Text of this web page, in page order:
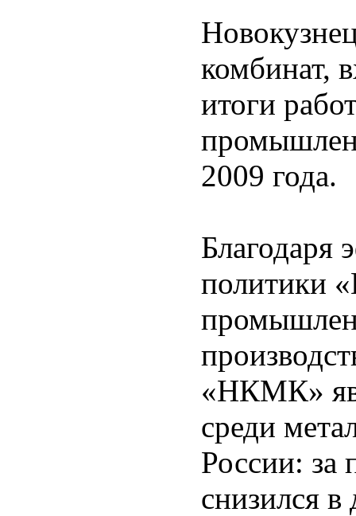
комбинат,
итоги
2009 года.
Благодаря
политики
«НКМК»
среди
России: за
снизился в